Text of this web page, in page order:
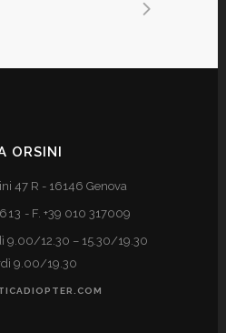
ORSINI
47 R - 16146 Genova
- F. +39 010 317009
9.00/12.30 – 15.30/19.30
9.00/19.30